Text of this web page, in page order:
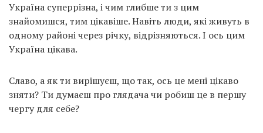
Україна суперрізна, і чим глибше ти з цим
знайомишся, тим цікавіше. Навіть люди, які живуть в
одному районі через річку, відрізняються. І ось цим
Україна цікава.
Славо, а як ти вирішуєш, що так, ось це мені цікаво
зняти? Ти думаєш про глядача чи робиш це в першу
чергу для себе?